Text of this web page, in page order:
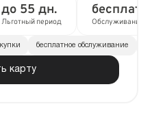
до 55 дн.
Льготный период Обслуживание
карту
бесплатное обслуживание